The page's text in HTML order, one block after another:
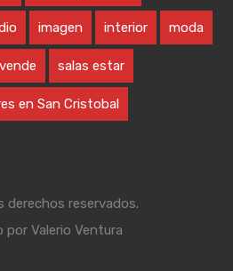
imagen interior moda
salas estar
en San Cristobal
derechos reservados.
por Valerio Ventura